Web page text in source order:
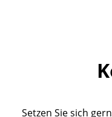
Setzen Sie sich